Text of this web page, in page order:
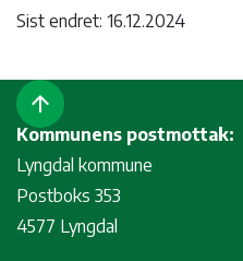
Sist endret: 16.12.2024
arrow_upward
Kommunens postmottak:
Lyngdal kommune
Postboks 353
4577 Lyngdal